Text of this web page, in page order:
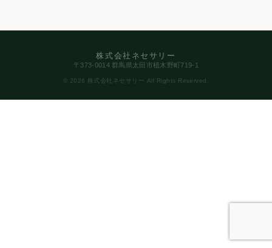
株式会社ネセサリー
〒373-0014 群馬県太田市植木野町719-1
© 2026 株式会社ネセサリー All Rights Reserved.